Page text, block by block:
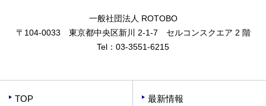
一般社団法人 ROTOBO
〒104-0033 東京都中央区新川 2-1-7 セルコンスクエア 2 階
Tel： 03-3551-6215
TOP 最新情報